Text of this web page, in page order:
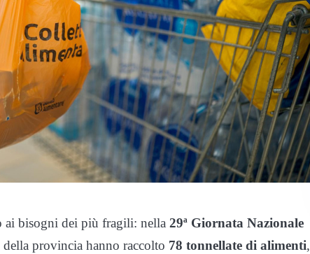
ai bisogni dei più fragili: nella 29ª Giornata Nazionale
provincia hanno raccolto 78 tonnellate di alimenti,